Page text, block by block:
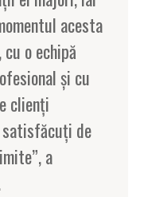
acesta
o echipă
și cu
clienţi
de
a